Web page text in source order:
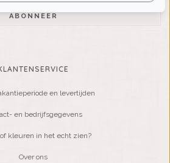
ABONNEER
en levertijden
en bedrijfsgegevens
kleuren in het echt zien?
Over ons